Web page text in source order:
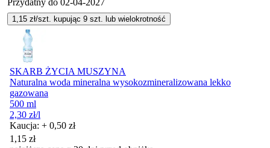
Przydatny do 02-04-2027
1,15 zł/szt. kupując 9 szt. lub wielokrotność
SKARB ŻYCIA MUSZYNA
Naturalna woda mineralna wysokozmineralizowana lekko
gazowana
500 ml
2,30 zł/l
Kaucja: + 0,50 zł
1,15 zł